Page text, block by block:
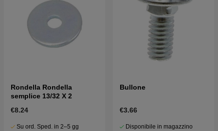
Rondella Rondella
semplice 13/32 X 2
€8.24
Su ord. Sped. in 2–5 gg
Bullone
€3.66
Disponibile in magazzino